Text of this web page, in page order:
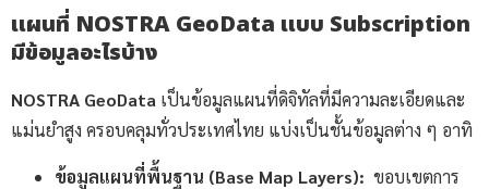
แผนที่ NOSTRA GeoData แบบ Subscription
มีข้อมูลอะไรบ้าง
NOSTRA GeoData เป็นข้อมูลแผนที่ดิจิทัลที่มีความละเอียดและ
แม่นยำสูง ครอบคลุมทั่วประเทศไทย แบ่งเป็นชั้นข้อมูลต่าง ๆ อาทิ
ข้อมูลแผนที่พื้นฐาน (Base Map Layers): ขอบเขตการ